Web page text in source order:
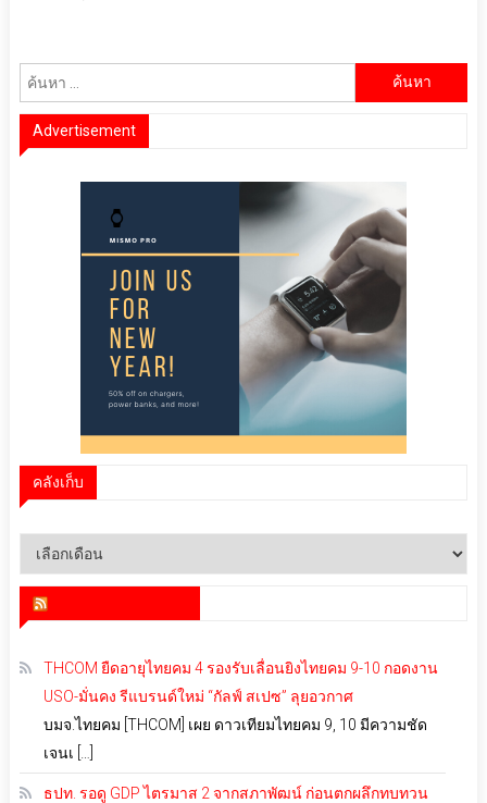
Advertisement
คลังเก็บ
คลัง
THCOM ยืดอายุไทยคม 4 รองรับเลื่อนยิงไทยคม 9-10 กอดงาน
USO-มั่นคง รีแบรนด์ใหม่ “กัลฟ์ สเปซ” ลุยอวกาศ
บมจ.ไทยคม [THCOM] เผย ดาวเทียมไทยคม 9, 10 มีความชัด
เจนเ […]
ธปท. รอดู GDP ไตรมาส 2 จากสภาพัฒน์ ก่อนตกผลึกทบทวน